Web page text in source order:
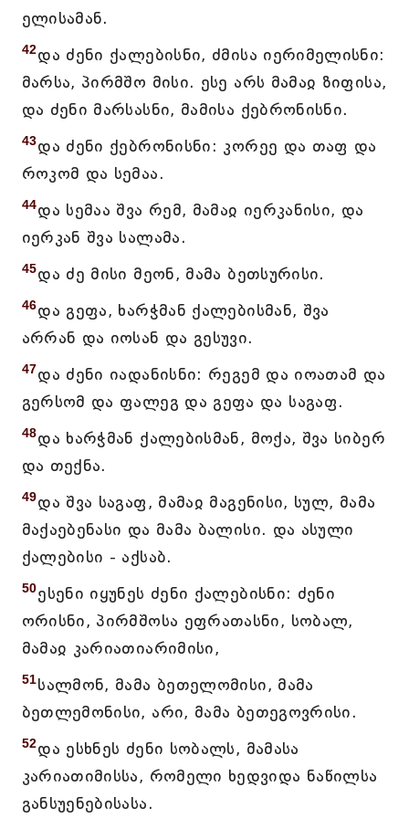
ელისამან.
42და ძენი ქალებისნი, ძმისა იერიმელისნი:
მარსა, პირმშო მისი. ესე არს მამაჲ ზიფისა,
და ძენი მარსასნი, მამისა ქებრონისნი.
43და ძენი ქებრონისნი: კორეე და თაფ და
როკომ და სემაა.
44და სემაა შვა რემ, მამაჲ იერკანისი, და
იერკან შვა სალამა.
45და ძე მისი მეონ, მამა ბეთსურისი.
46და გეფა, ხარჭმან ქალებისმან, შვა
არრან და იოსან და გესუვი.
47და ძენი იადანისნი: რეგემ და იოათამ და
გერსომ და ფალეგ და გეფა და საგაფ.
48და ხარჭმან ქალებისმან, მოქა, შვა სიბერ
და თექნა.
49და შვა საგაფ, მამაჲ მაგენისი, სულ, მამა
მაქაებენასი და მამა ბალისი. და ასული
ქალებისი - აქსაბ.
50ესენი იყუნეს ძენი ქალებისნი: ძენი
ორისნი, პირმშოსა ეფრათასნი, სობალ,
მამაჲ კარიათიარიმისი,
51სალმონ, მამა ბეთელომისი, მამა
ბეთლემონისი, არი, მამა ბეთეგოვრისი.
52და ესხნეს ძენი სობალს, მამასა
კარიათიმისსა, რომელი ხედვიდა ნაწილსა
განსუენებისასა.